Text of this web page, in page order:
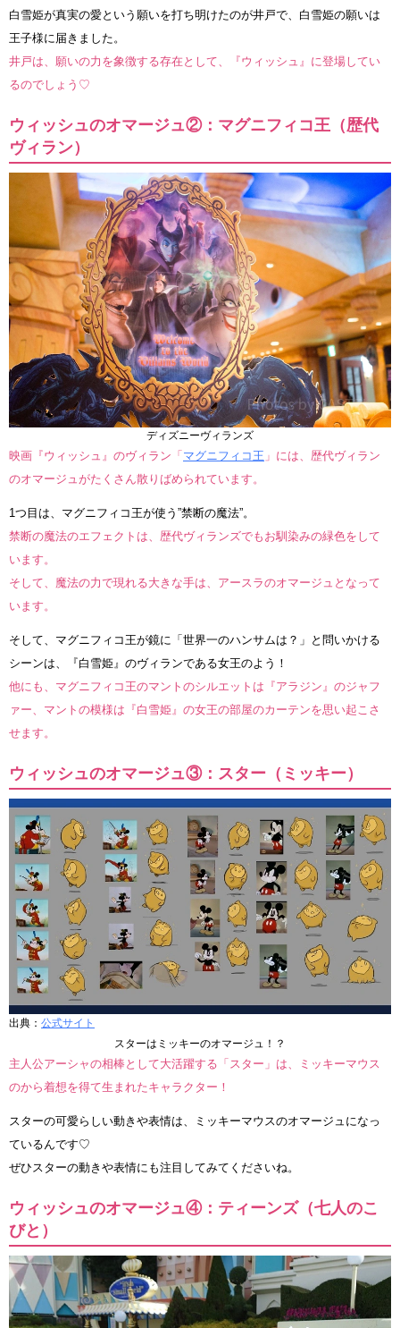
白雪姫が真実の愛という願いを打ち明けたのが井戸で、白雪姫の願いは
王子様に届きました。
井戸は、願いの力を象徴する存在として、『ウィッシュ』に登場してい
るのでしょう♡
ウィッシュのオマージュ②：マグニフィコ王（歴代
ヴィラン）
ディズニーヴィランズ
映画『ウィッシュ』のヴィラン「 マグニフィコ王 」には、歴代ヴィラン
のオマージュがたくさん散りばめられています。
1つ目は、マグニフィコ王が使う”禁断の魔法”。
禁断の魔法のエフェクトは、歴代ヴィランズでもお馴染みの緑色をして
います。
そして、魔法の力で現れる大きな手は、アースラのオマージュとなって
います。
そして、マグニフィコ王が鏡に「世界一のハンサムは？」と問いかける
シーンは、『白雪姫』のヴィランである女王のよう！
他にも、マグニフィコ王のマントのシルエットは『アラジン』のジャフ
ァー、マントの模様は『白雪姫』の女王の部屋のカーテンを思い起こさ
せます。
ウィッシュのオマージュ③：スター（ミッキー）
出典： 公式サイト
スターはミッキーのオマージュ！？
主人公アーシャの相棒として大活躍する「スター」は、ミッキーマウス
のから着想を得て生まれたキャラクター！
スターの可愛らしい動きや表情は、ミッキーマウスのオマージュになっ
ているんです♡
ぜひスターの動きや表情にも注目してみてくださいね。
ウィッシュのオマージュ④：ティーンズ（七人のこ
びと）